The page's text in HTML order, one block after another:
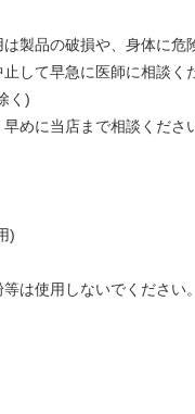
製品の破損や、身体に危
して早急に医師に相談く
く)
めに当店まで相談くださ
)
は使用しないでください。